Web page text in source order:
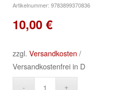
Artikelnummer: 9783899370836
10,00 €
zzgl. Versandkosten /
Versandkostenfrei in D